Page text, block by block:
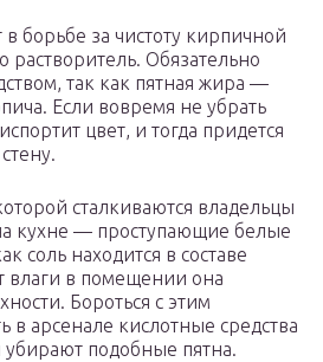
борьбе за чистоту кирпичной
растворитель. Обязательно
так как пятная жира —
Если вовремя не убрать
цвет, и тогда придется
сталкиваются владельцы
кухне — проступающие белые
соль находится в составе
влаги в помещении она
Бороться с этим
в арсенале кислотные средства
подобные пятна.